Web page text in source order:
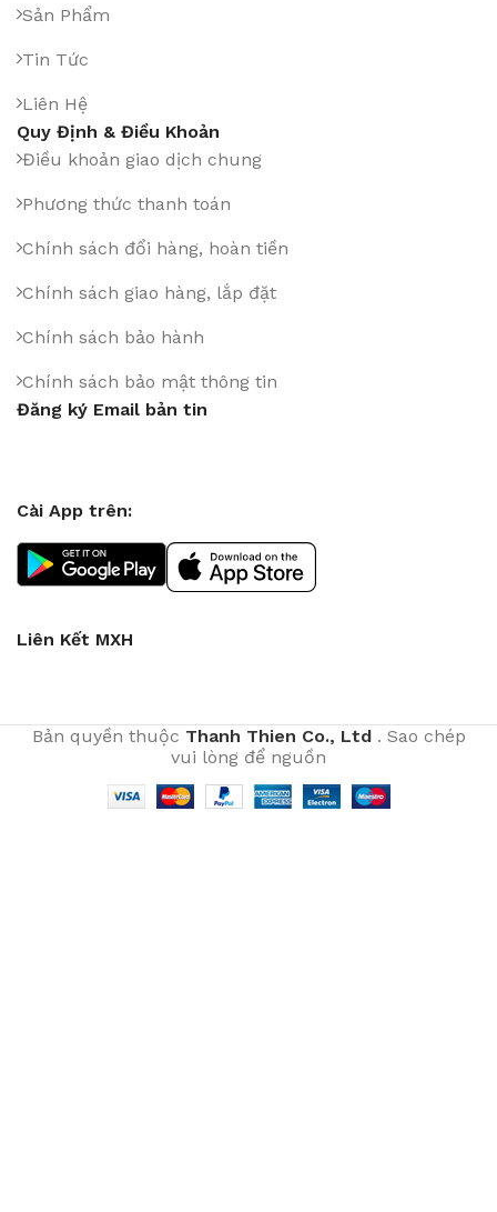
Sản Phẩm
Tin Tức
Liên Hệ
Quy Định & Điều Khoản
Điều khoản giao dịch chung
Phương thức thanh toán
Chính sách đổi hàng, hoàn tiền
Chính sách giao hàng, lắp đặt
Chính sách bảo hành
Chính sách bảo mật thông tin
Đăng ký Email bản tin
Cài App trên:
Liên Kết MXH
Bản quyền thuộc Thanh Thien Co., Ltd. Sao chép
vui lòng để nguồn